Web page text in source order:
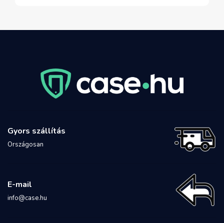
Gyors szállítás
Országosan
E-mail
info@case.hu